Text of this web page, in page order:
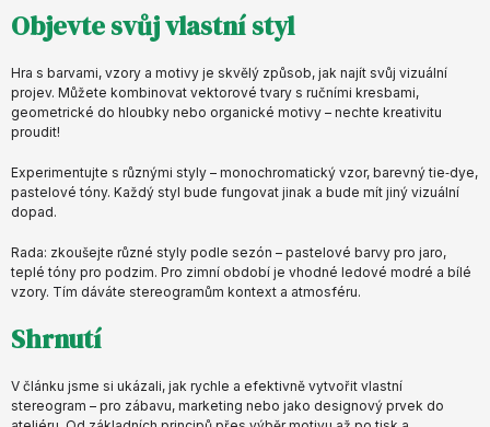
Objevte svůj vlastní styl
Hra s barvami, vzory a motivy je skvělý způsob, jak najít svůj vizuální
projev. Můžete kombinovat vektorové tvary s ručními kresbami,
geometrické do hloubky nebo organické motivy – nechte kreativitu
proudit!
Experimentujte s různými styly – monochromatický vzor, barevný tie‑dye,
pastelové tóny. Každý styl bude fungovat jinak a bude mít jiný vizuální
dopad.
Rada: zkoušejte různé styly podle sezón – pastelové barvy pro jaro,
teplé tóny pro podzim. Pro zimní období je vhodné ledové modré a bílé
vzory. Tím dáváte stereogramům kontext a atmosféru.
Shrnutí
V článku jsme si ukázali, jak rychle a efektivně vytvořit vlastní
stereogram – pro zábavu, marketing nebo jako designový prvek do